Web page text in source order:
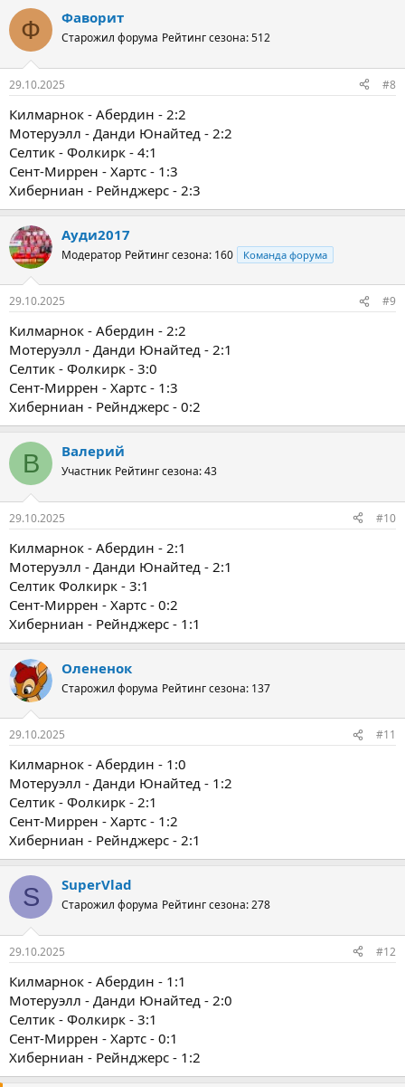
Ф Фаворит
Старожил форума Рейтинг сезона: 512
29.10.2025 #8
Килмарнок - Абердин - 2:2
Мотеруэлл - Данди Юнайтед - 2:2
Селтик - Фолкирк - 4:1
Сент-Миррен - Хартс - 1:3
Хиберниан - Рейнджерс - 2:3
Ауди2017
Модератор Рейтинг сезона: 160 Команда форума
29.10.2025 #9
Килмарнок - Абердин - 2:2
Мотеруэлл - Данди Юнайтед - 2:1
Селтик - Фолкирк - 3:0
Сент-Миррен - Хартс - 1:3
Хиберниан - Рейнджерс - 0:2
В Валерий
Участник Рейтинг сезона: 43
29.10.2025 #10
Килмарнок - Абердин - 2:1
Мотеруэлл - Данди Юнайтед - 2:1
Селтик Фолкирк - 3:1
Сент-Миррен - Хартс - 0:2
Хиберниан - Рейнджерс - 1:1
Олененок
Старожил форума Рейтинг сезона: 137
29.10.2025 #11
Килмарнок - Абердин - 1:0
Мотеруэлл - Данди Юнайтед - 1:2
Селтик - Фолкирк - 2:1
Сент-Миррен - Хартс - 1:2
Хиберниан - Рейнджерс - 2:1
S SuperVlad
Старожил форума Рейтинг сезона: 278
29.10.2025 #12
Килмарнок - Абердин - 1:1
Мотеруэлл - Данди Юнайтед - 2:0
Селтик - Фолкирк - 3:1
Сент-Миррен - Хартс - 0:1
Хиберниан - Рейнджерс - 1:2